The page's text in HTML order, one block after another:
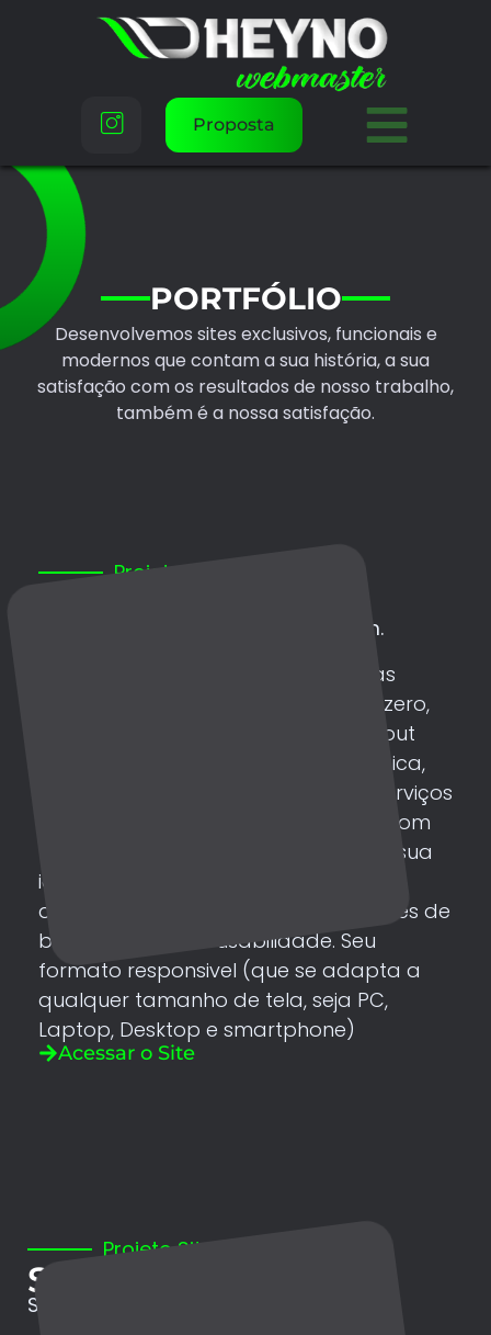
Proposta
Desenvolvemos sites exclusivos, funcionais e
modernos que contam a sua história, a sua
satisfação com os resultados de nosso trabalho,
também é a nossa satisfação.
PORTFÓLIO
Projeto Site
Site da empresa Infototal Telecom.
É um site do tipo “multipage” (várias
páginas) desenvolvido a partir do zero,
ou seja personalizado, com um layout
para provedor de internet fibra óptica,
com formulário de solicitação de serviços
de internet, formulário de contato. Com
um design clean e cores a partir de sua
identidade visual, o site possui cores
agradáveis e totalmente nos padrões de
boas práticas de usabilidade. Seu
formato responsivel (que se adapta a
qualquer tamanho de tela, seja PC,
Laptop, Desktop e smartphone)
Acessar o Site
Projeto Site
Site Institucional
Site da empresa Via Link Telecom.